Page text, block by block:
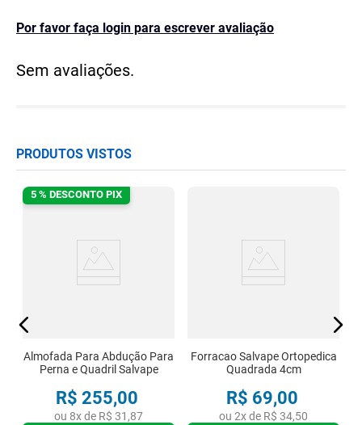
Por favor faça login para escrever avaliação
Sem avaliações.
PRODUTOS VISTOS
5 % DESCONTO PIX
Almofada Para Abdução Para
Perna e Quadril Salvape
R$ 255,00
ou 8x de R$ 31 ,87
Forracao Salvape Ortopedica
Quadrada 4cm
R$ 69,00
ou 2x de R$ 34,50